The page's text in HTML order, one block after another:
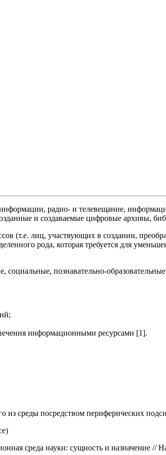
радио- и телевещание,
и создаваемые цифровые архивы,
(т.е. лиц, участвующих в создании,
рода, которая требуется для
познавательно-
информационными ресурсами [1].
из среды посредством периферических
среда науки: сущность и назначение //